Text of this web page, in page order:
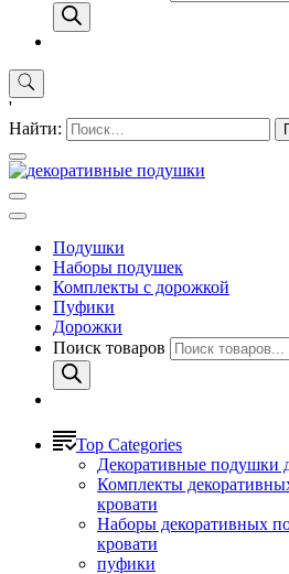
'
Найти:
Подушки
Наборы подушек
Комплекты с дорожкой
Пуфики
Дорожки
Поиск товаров
Top Categories
Декоративные подушки
Комплекты
кровати
Наборы декоративных
кровати
пуфики